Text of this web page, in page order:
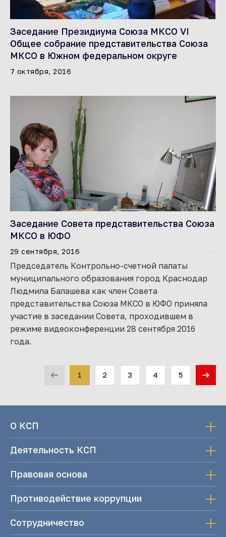
Заседание Президиума Союза МКСО VI
Общее собрание представительства Союза
МКСО в Южном федеральном округе
7 октября, 2016
Заседание Совета представительства Союза
МКСО в ЮФО
29 сентября, 2016
Председатель Контрольно-счетной палаты
муниципального образования город Краснодар
Людмила Балашева как член Совета
представительства Союза МКСО в ЮФО приняла
участие в заседании Совета, проходившем в
режиме видеоконференции 28 сентября 2016
года.
1 2 3 4 5
О КСП
Деятельность КСП
Правовая основа
Противодействие коррупции
Сотрудничество